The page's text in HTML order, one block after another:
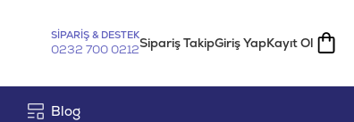
SİPARİŞ & DESTEK
0232 700 0212Sipariş TakipGiriş YapKayıt Ol
Blog